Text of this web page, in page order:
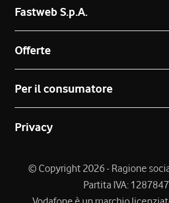
Fastweb S.p.A.
Offerte
Per il consumatore
Privacy
© Copyright 2026 - Ragione
Partita IVA: